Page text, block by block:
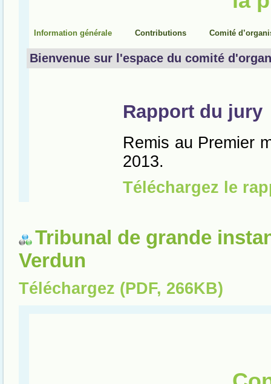
Tribunal de grande
Verdun
Téléchargez (PDF, 266KB)